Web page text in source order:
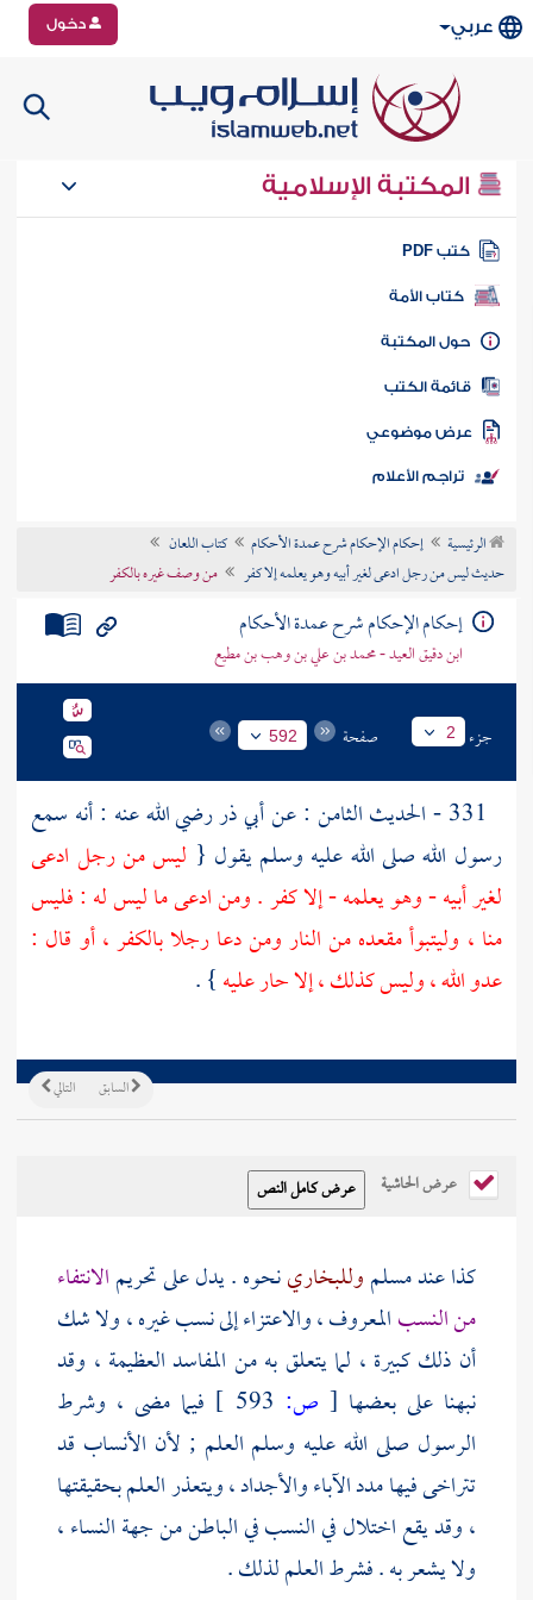
عربي دخول
المكتبة الإسلامية
كتب PDF
كتاب الأمة
المكتبة
الكتب
موضوعي
تراجم الأعلام
الرئيسية إحكام الإحكام شرح عمدة الأحكام
كتاب اللعان
حديث ليس من رجل ادعى لغير أبيه وهو يعلمه إلا كفر
من وصف غيره بالكفر
إحكام الإحكام شرح عمدة الأحكام
ابن دقيق العيد - محمد بن علي بن وهب بن مطيع
جزء 2 صفحة 592
أبي ذررضي الله عنه : أنه سمع
رسول الله صلى الله عليه وسلم يقول { ليس من رجل ادعى
لغير أبيه - وهو يعلمه - إلا كفر . ومن ادعى ما ليس له : فليس
منا ، وليتبوأ مقعده من النار ومن دعا رجلا بالكفر ، أو قال :
عدو الله ، وليس كذلك ، إلا حار عليه} .
التالي السابق
عرض الحاشية
كذا عندمسلموللبخارينحوه . يدل على تحريمالانتفاء
من النسبالمعروف ، والاعتزاء إلى نسب غيره ، ولا شك
أن ذلك كبيرة ، لما يتعلق به من المفاسد العظيمة ، وقد
نبهنا على بعضها [ ص:
فيما مضى ، وشرط
الرسول صلى الله عليه وسلم العلم ; لأن الأنساب قد
تتراخى فيها مدد الآباء والأجداد ، ويتعذر العلم بحقيقتها
، وقد يقع اختلال في النسب في الباطن من جهة النساء ،
ولا يشعر به . فشرط العلم لذلك .